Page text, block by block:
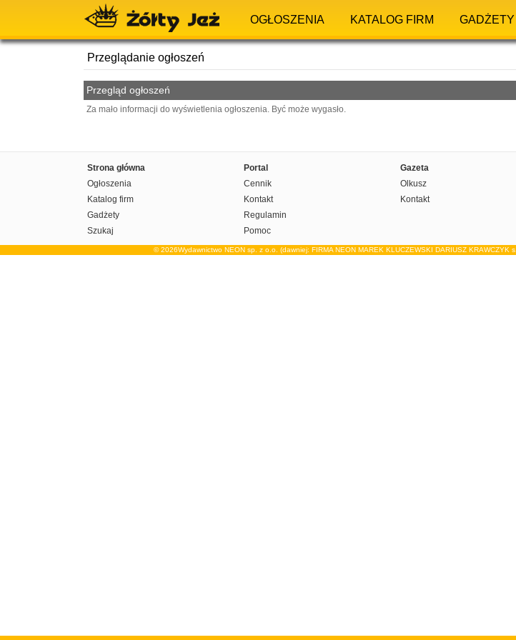
OGŁOSZENIA KATALOG FIRM GADŻETY
Przeglądanie ogłoszeń
Przegląd ogłoszeń
Za mało informacji do wyświetlenia ogłoszenia. Być może wygasło.
Strona główna
Ogłoszenia
Katalog firm
Gadżety
Szukaj
Portal
Cennik
Kontakt
Regulamin
Pomoc
Gazeta
Olkusz
Kontakt
© 2026Wydawnictwo NEON sp. z o.o. (dawniej: FIRMA NEON MAREK KLUCZEWSKI DARIUSZ